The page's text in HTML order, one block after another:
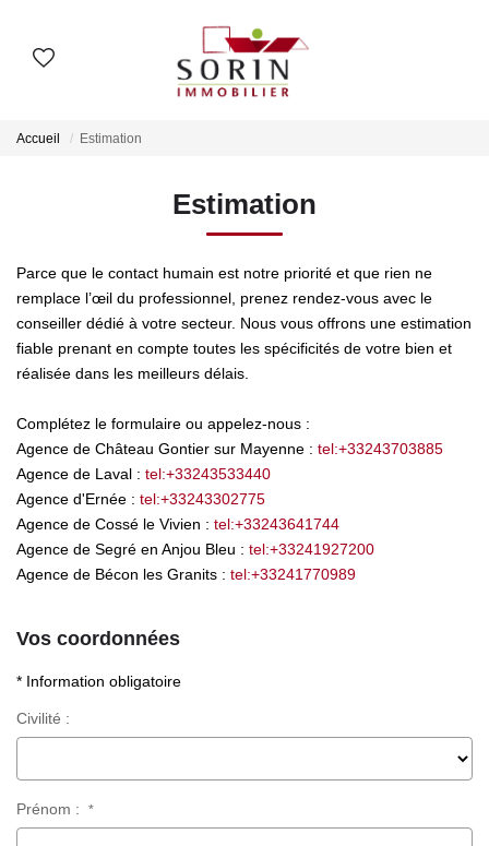
Notre Histoire
ESTIMER
Estimation En Ligne
Estimation En Présentiel
ACHETER
LOUER
NOS SERVICES
CONTACT
Accueil Estimation
Estimation
Parce que le contact humain est notre priorité et que rien ne
remplace l’œil du professionnel, prenez rendez-vous avec le
conseiller dédié à votre secteur. Nous vous offrons une estimation
fiable prenant en compte toutes les spécificités de votre bien et
réalisée dans les meilleurs délais.
Complétez le formulaire ou appelez-nous :
Agence de Château Gontier sur Mayenne : tel:+33243703885
Agence de Laval : tel:+33243533440
Agence d'Ernée : tel:+33243302775
Agence de Cossé le Vivien : tel:+33243641744
Agence de Segré en Anjou Bleu : tel:+33241927200
Agence de Bécon les Granits : tel:+33241770989
Vos coordonnées
* Information obligatoire
Civilité :
Prénom : *